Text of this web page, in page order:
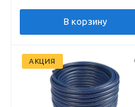
бирюзовыйВ корзину
АКЦИЯ